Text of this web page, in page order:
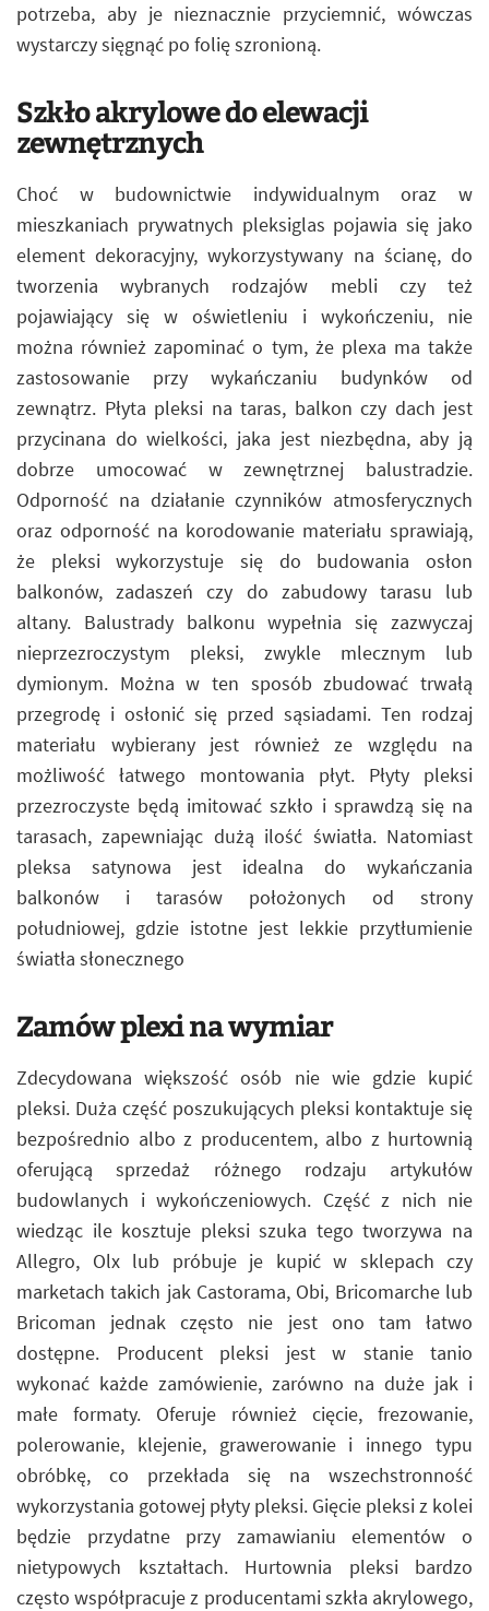
potrzeba, aby je nieznacznie przyciemnić, wówczas
wystarczy sięgnąć po folię szronioną.
Szkło akrylowe do elewacji
zewnętrznych
Choć w budownictwie indywidualnym oraz w
mieszkaniach prywatnych pleksiglas pojawia się jako
element dekoracyjny, wykorzystywany na ścianę, do
tworzenia wybranych rodzajów mebli czy też
pojawiający się w oświetleniu i wykończeniu, nie
można również zapominać o tym, że plexa ma także
zastosowanie przy wykańczaniu budynków od
zewnątrz. Płyta pleksi na taras, balkon czy dach jest
przycinana do wielkości, jaka jest niezbędna, aby ją
dobrze umocować w zewnętrznej balustradzie.
Odporność na działanie czynników atmosferycznych
oraz odporność na korodowanie materiału sprawiają,
że pleksi wykorzystuje się do budowania osłon
balkonów, zadaszeń czy do zabudowy tarasu lub
altany. Balustrady balkonu wypełnia się zazwyczaj
nieprzezroczystym pleksi, zwykle mlecznym lub
dymionym. Można w ten sposób zbudować trwałą
przegrodę i osłonić się przed sąsiadami. Ten rodzaj
materiału wybierany jest również ze względu na
możliwość łatwego montowania płyt. Płyty pleksi
przezroczyste będą imitować szkło i sprawdzą się na
tarasach, zapewniając dużą ilość światła. Natomiast
pleksa satynowa jest idealna do wykańczania
balkonów i tarasów położonych od strony
południowej, gdzie istotne jest lekkie przytłumienie
światła słonecznego
Zamów plexi na wymiar
Zdecydowana większość osób nie wie gdzie kupić
pleksi. Duża część poszukujących pleksi kontaktuje się
bezpośrednio albo z producentem, albo z hurtownią
oferującą sprzedaż różnego rodzaju artykułów
budowlanych i wykończeniowych. Część z nich nie
wiedząc ile kosztuje pleksi szuka tego tworzywa na
Allegro, Olx lub próbuje je kupić w sklepach czy
marketach takich jak Castorama, Obi, Bricomarche lub
Bricoman jednak często nie jest ono tam łatwo
dostępne. Producent pleksi jest w stanie tanio
wykonać każde zamówienie, zarówno na duże jak i
małe formaty. Oferuje również cięcie, frezowanie,
polerowanie, klejenie, grawerowanie i innego typu
obróbkę, co przekłada się na wszechstronność
wykorzystania gotowej płyty pleksi. Gięcie pleksi z kolei
będzie przydatne przy zamawianiu elementów o
nietypowych kształtach. Hurtownia pleksi bardzo
często współpracuje z producentami szkła akrylowego,